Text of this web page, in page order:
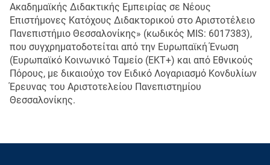
Ακαδημαϊκής Διδακτικής Εμπειρίας σε Νέους
Επιστήμονες Κατόχους Διδακτορικού στο Αριστοτέλειο
Πανεπιστήμιο Θεσσαλονίκης» (κωδικός MIS: 6017383),
που συγχρηματοδοτείται από την Ευρωπαϊκή Ένωση
(Ευρωπαϊκό Κοινωνικό Ταμείο (ΕΚΤ+) και από Εθνικούς
Πόρους, με δικαιούχο τον Ειδικό Λογαριασμό Κονδυλίων
Έρευνας του Αριστοτελείου Πανεπιστημίου
Θεσσαλονίκης.